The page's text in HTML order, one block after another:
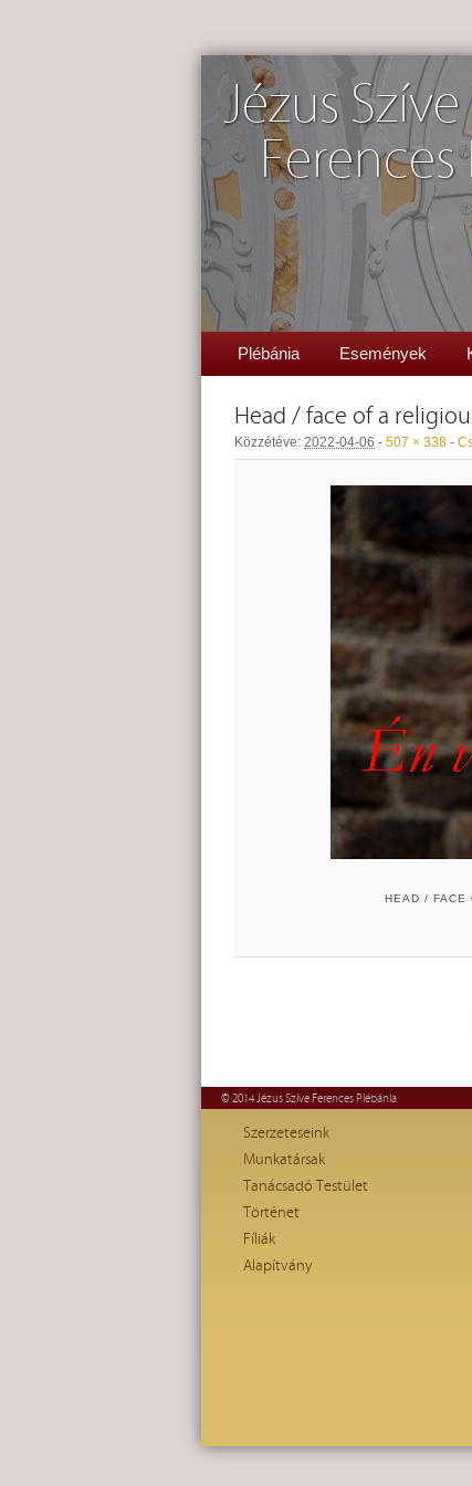
Jézus Szíve
Plébánia Események
Head / face of a
Közzétéve: 2022-04-06 - 507 × 338 -
HEAD / FACE
© 2014 Jézus Szíve Ferences Plébánia
Szerzeteseink
Munkatársak
Tanácsadó Testület
Történet
Fíliák
Alapítvány